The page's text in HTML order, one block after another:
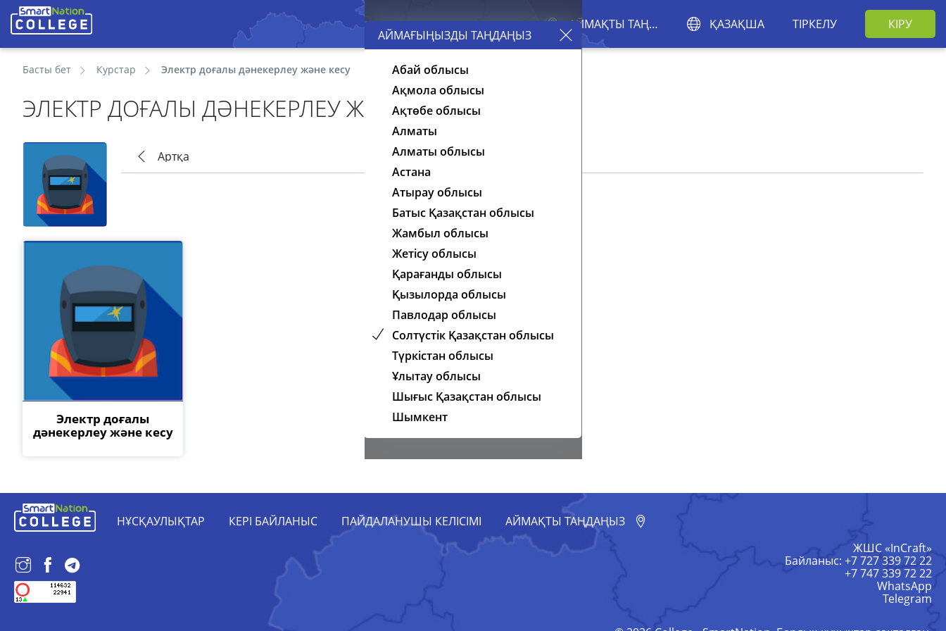
АЙМАҚТЫ ТАҢДАҢЫЗ ҚАЗАҚША ТІРКЕЛУ КІРУ
Басты бет Курстар Электр доғалы дәнекерлеу және кесу
ЭЛЕКТР ДОҒАЛЫ ДӘНЕКЕРЛЕУ ЖӘНЕ КЕСУ
Артқа
Электр доғалы
дәнекерлеу және кесу
НҰСҚАУЛЫҚТАР КЕРІ БАЙЛАНЫС ПАЙДАЛАНУШЫ КЕЛІСІМІ
АЙМАҚТЫ ТАҢДАҢЫЗ
ЖШС «InCraft»
Байланыс: +7 727 339 72 22
+7 747 339 72 22
WhatsApp
Telegram
АЙМАҒЫҢЫЗДЫ ТАҢДАҢЫЗ
Абай облысы
Ақмола облысы
Ақтөбе облысы
Алматы
Алматы облысы
Астана
Атырау облысы
Батыс Қазақстан облысы
Жамбыл облысы
Жетісу облысы
Қарағанды облысы
Қызылорда облысы
Павлодар облысы
Солтүстік Қазақстан облысы
Түркістан облысы
Ұлытау облысы
Шығыс Қазақстан облысы
Шымкент